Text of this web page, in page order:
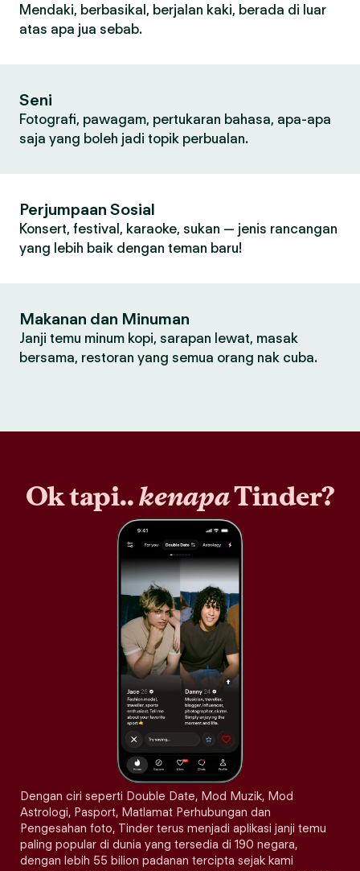
Mendaki, berbasikal, berjalan kaki, berada di luar
atas apa jua sebab.
Seni
Fotografi, pawagam, pertukaran bahasa, apa-apa
saja yang boleh jadi topik perbualan.
Perjumpaan Sosial
Konsert, festival, karaoke, sukan — jenis rancangan
yang lebih baik dengan teman baru!
Makanan dan Minuman
Janji temu minum kopi, sarapan lewat, masak
bersama, restoran yang semua orang nak cuba.
Ok tapi..kenapaTinder?
Dengan ciri seperti Double Date, Mod Muzik, Mod
Astrologi, Pasport, Matlamat Perhubungan dan
Pengesahan foto, Tinder terus menjadi aplikasi janji temu
paling popular di dunia yang tersedia di 190 negara,
dengan lebih 55 bilion padanan tercipta sejak kami